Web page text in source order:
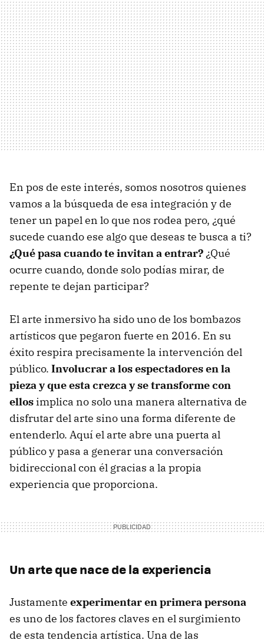
En pos de este interés, somos nosotros quienes
vamos a la búsqueda de esa integración y de
tener un papel en lo que nos rodea pero, ¿qué
sucede cuando ese algo que deseas te busca a ti?
¿Qué pasa cuando te invitan a entrar?¿Qué
ocurre cuando, donde solo podías mirar, de
repente te dejan participar?
El arte inmersivo ha sido uno de los bombazos
artísticos que pegaron fuerte en 2016. En su
éxito respira precisamente la intervención del
público. Involucrar a los espectadores en la
pieza y que esta crezca y se transforme con
ellos implica no solo una manera alternativa de
disfrutar del arte sino una forma diferente de
entenderlo. Aquí el arte abre una puerta al
público y pasa a generar una conversación
bidireccional con él gracias a la propia
experiencia que proporciona.
Un arte que nace de la experiencia
Justamente experimentar en primera persona
es uno de los factores claves en el surgimiento
de esta tendencia artística. Una de las